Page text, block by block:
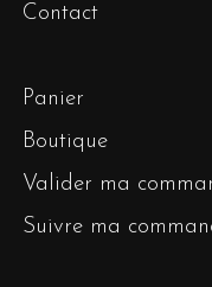
Contact
Panier
Boutique
Valider ma
Suivre ma